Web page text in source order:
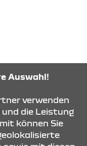
Auswahl!
verwenden
und die Leistung
können Sie